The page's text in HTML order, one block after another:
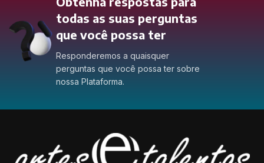
todas as suas perguntas
que você possa ter
Responderemos a quaisquer
perguntas que você possa ter sobre
nossa Plataforma.